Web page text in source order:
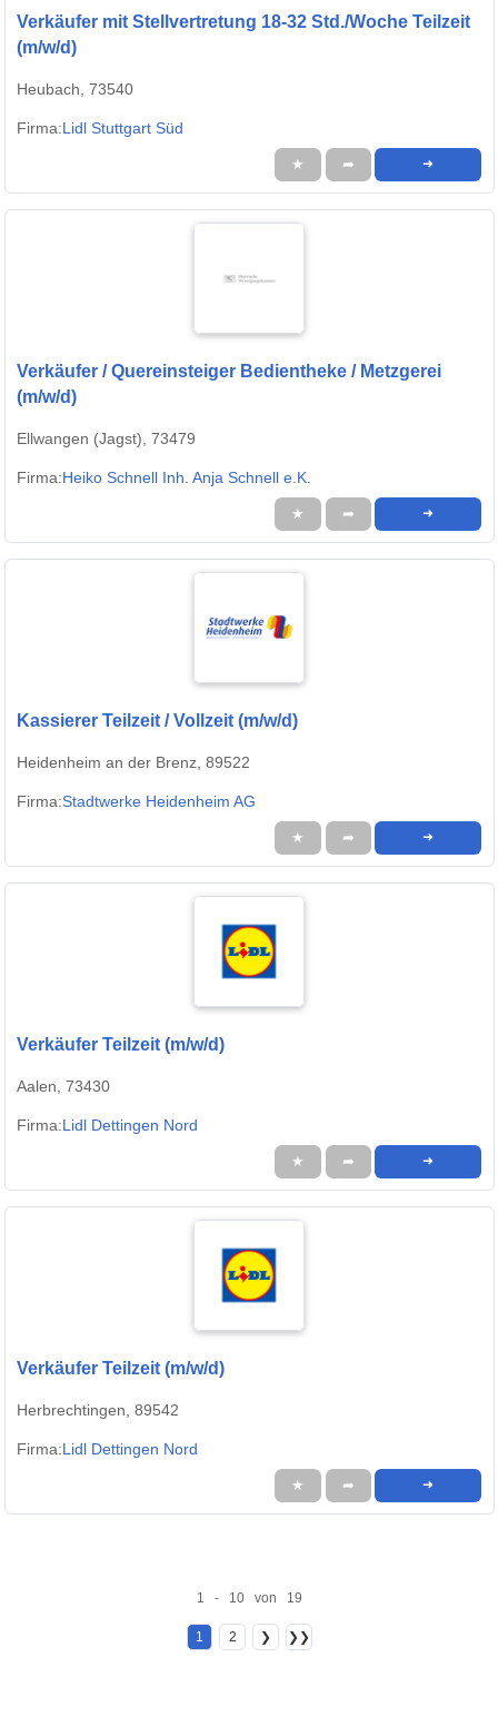
Verkäufer mit Stellvertretung 18-32 Std./Woche Teilzeit
(m/w/d)
Heubach, 73540
Firma:Lidl Stuttgart Süd
★ ➦ ➜
Verkäufer / Quereinsteiger Bedientheke / Metzgerei
(m/w/d)
Ellwangen (Jagst), 73479
Firma:Heiko Schnell Inh. Anja Schnell e.K.
★ ➦ ➜
Kassierer Teilzeit / Vollzeit (m/w/d)
Heidenheim an der Brenz, 89522
Firma:Stadtwerke Heidenheim AG
★ ➦ ➜
Verkäufer Teilzeit (m/w/d)
Aalen, 73430
Firma:Lidl Dettingen Nord
★ ➦ ➜
Verkäufer Teilzeit (m/w/d)
Herbrechtingen, 89542
Firma:Lidl Dettingen Nord
★ ➦ ➜
1 - 10 von 19
1 2 ❯ ❯❯